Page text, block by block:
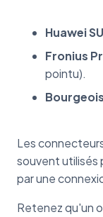
Huawei
Fronius
pointu).
Bourgeois
Les
souvent utilisés
par une
Retenez qu'un